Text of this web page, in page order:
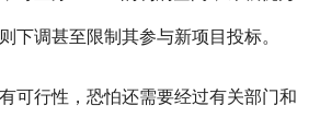
下调甚至限制其参与新项目投标。
行性，恐怕还需要经过有关部门和